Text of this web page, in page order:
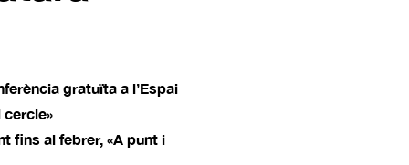
gratuïta a l’Espai
cercle»
fins al febrer, «A punt i